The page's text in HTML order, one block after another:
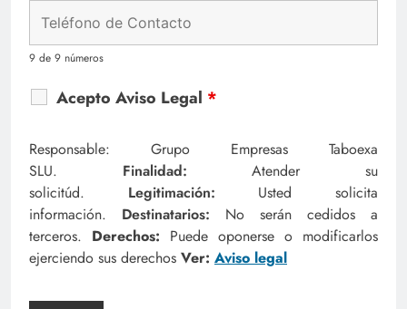
9 de 9 números
Acepto Aviso Legal *
Responsable: Grupo Empresas Taboexa
SLU. Finalidad:Atender su
solicitúd. Legitimación: Usted solicita
información. Destinatarios: No serán cedidos a
terceros. Derechos: Puede oponerse o modificarlos
ejerciendo sus derechos Ver: Aviso legal